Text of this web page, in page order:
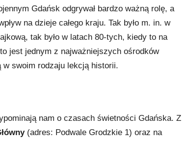
Gdańsk odgrywał bardzo ważną rolę, a
na dzieje całego kraju. Tak było m. in. w
tak było w latach 80-tych, kiedy to na
jest jednym z najważniejszych ośrodków
swoim rodzaju lekcją historii.
nam o czasach świetności Gdańska. Z
(adres: Podwale Grodzkie 1) oraz na